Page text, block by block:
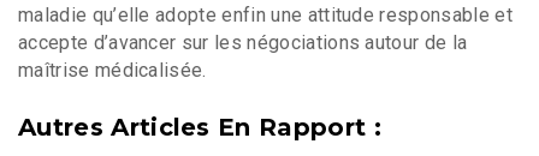
maladie qu’elle adopte enfin une attitude responsable et
accepte d’avancer sur les négociations autour de la
maîtrise médicalisée.
Autres Articles En Rapport :